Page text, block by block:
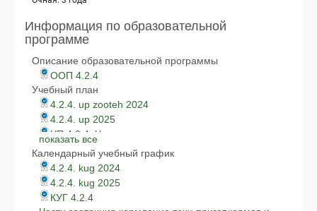
Информация по образовательной
программе
Описание образовательной программы
ООП 4.2.4
Учебный план
4.2.4. up zooteh 2024
4.2.4. up 2025
УП 4.2.4. Частная зоотехния, кормление,
технологии приготовления кормов и производства
продукции животноводства
показать все
Календарный учебный график
4.2.4. kug 2024
4.2.4. kug 2025
КУГ 4.2.4